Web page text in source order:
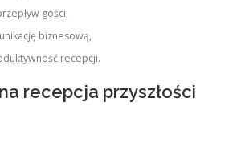
gości,
biznesową,
recepcji.
recepcja przyszłości